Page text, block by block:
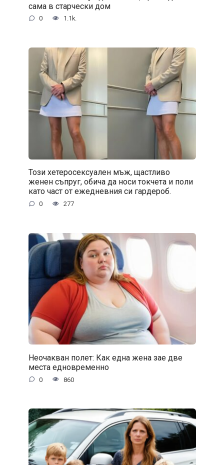
сама в старчески дом
0 1.1k.
Този хетеросексуален мъж, щастливо
женен съпруг, обича да носи токчета и поли
като част от ежедневния си гардероб.
0 277
Неочакван полет: Как една жена зае две
места едновременно
0 860